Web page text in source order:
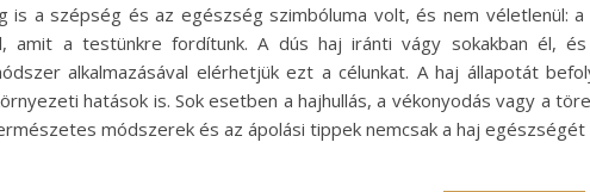
is a szépség és az egészség szimbóluma volt, és nem véletlenül:
amit a testünkre fordítunk. A dús haj iránti vágy sokakban él,
alkalmazásával elérhetjük ezt a célunkat. A haj állapotát
hatások is. Sok esetben a hajhullás, a vékonyodás vagy a
módszerek és az ápolási tippek nemcsak a haj